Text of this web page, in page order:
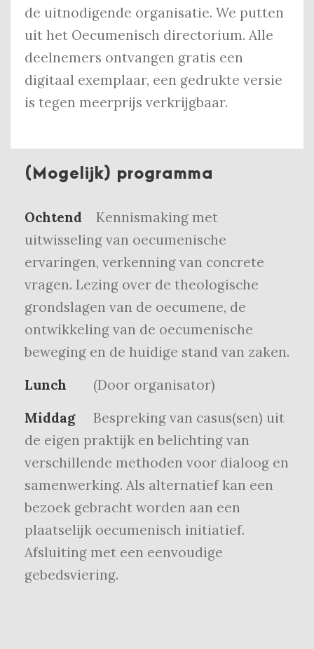
de uitnodigende organisatie. We putten
uit het Oecumenisch directorium. Alle
deelnemers ontvangen gratis een
digitaal exemplaar, een gedrukte versie
is tegen meerprijs verkrijgbaar.
(Mogelijk) programma
Ochtend
Kennismaking met
uitwisseling van oecumenische
ervaringen, verkenning van concrete
vragen. Lezing over de theologische
grondslagen van de oecumene, de
ontwikkeling van de oecumenische
beweging en de huidige stand van zaken.
Lunch
(Door organisator)
Middag
Bespreking van casus(sen) uit
de eigen praktijk en belichting van
verschillende methoden voor dialoog en
samenwerking. Als alternatief kan een
bezoek gebracht worden aan een
plaatselijk oecumenisch initiatief.
Afsluiting met een eenvoudige
gebedsviering.